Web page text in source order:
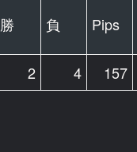
勝 負 Pips
2 4 157